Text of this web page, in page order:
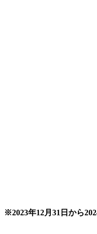
※2023年12月31日から